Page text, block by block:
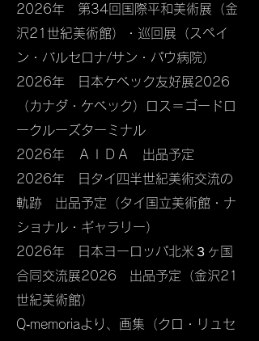
2026年 第34回国際平和美術展（金
沢21世紀美術館）・巡回展（スペイ
ン・バルセロナ/サン・パウ病院）
​2026年 日本ケべック友好展2026
（カナダ・ケべック）ロス＝ゴードロ
ークルーズターミナル
2026年 ＡＩＤＡ 出品予定
2026年 日タイ四半世紀美術交流の
軌跡 出品予定（タイ国立美術館・ナ
ショナル・ギャラリー）
2026年 日本ヨーロッパ北米３ヶ国
合同交流展2026 出品予定（金沢21
世紀美術館）
Q‐memoriaより、画集（クロ・リュセ